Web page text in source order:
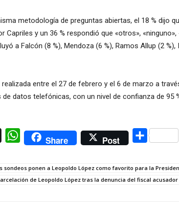
metodología de preguntas abiertas, el 18 % dijo
Capriles y un 36 % respondió que «otros»,
a Falcón (8 %), Mendoza (6 %), Ramos Allup (2
entre el 27 de febrero y el 6 de marzo a
de datos telefónicas, con un nivel de confianza de 95
Buffer WhatsAppShare Post Compartir
sondeos ponen a Leopoldo López como favorito para la
de Leopoldo López tras la denuncia del fiscal acusador